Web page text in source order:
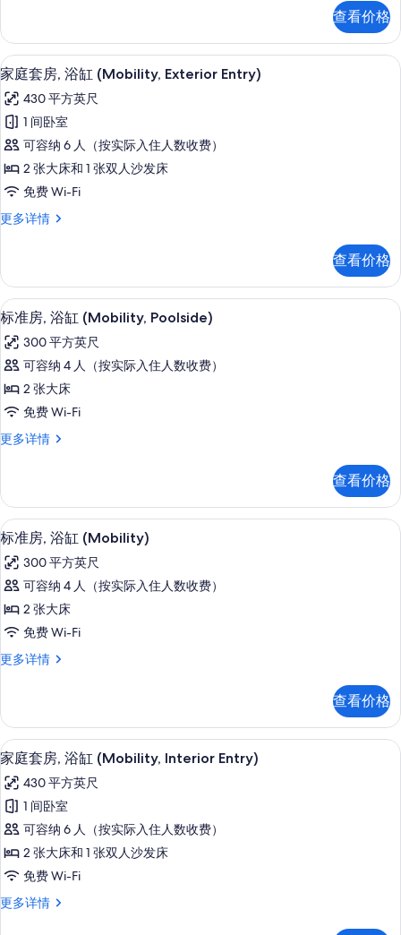
Exterior
Entry,
Poolside)
的
所
有
照
片
浴
缸
(Mobility,
Exterior
Entry,
Poolside)
更
多
信
息
查看价格
显
示
家
庭
套
房,
缸
Exterior
Entry)
的
所
有
照
片
客房内保险箱、遮光窗帘、熨斗/熨衣
7
家庭套房, 浴缸 (Mobility, Exterior Entry)
430 平方英尺
1 间卧室
可容纳 6 人（按实际入住人数收费）
2 张大床和 1 张双人沙发床
免费 Wi-Fi
更多详情
家
浴
缸
(Mobility,
Entry)
更
信
息
查看价格
显
示
标
准
房,
缸
Poolside)
的
所
有
照
片
客房内保险箱、遮光窗帘、熨斗/熨衣
8
标准房, 浴缸 (Mobility, Poolside)
300 平方英尺
可容纳 4 人（按实际入住人数收费）
2 张大床
免费 Wi-Fi
更多详情
标
缸
(Mobility,
Poolside)
多
信
查看价格
显
示
标
准
房,
缸
的
所
有
照
片
客房内保险箱、遮光窗帘、熨斗/熨衣
7
标准房, 浴缸 (Mobility)
300 平方英尺
可容纳 4 人（按实际入住人数收费）
2 张大床
免费 Wi-Fi
更多详情
标
缸
(Mobility)
更
多
信
息
查看价格
显
示
家
庭
套
房,
缸
客房内保险箱、遮光窗帘、熨斗/熨衣
7
家庭套房, 浴缸 (Mobility, Interior Entry)
430 平方英尺
1 间卧室
可容纳 6 人（按实际入住人数收费）
2 张大床和 1 张双人沙发床
免费 Wi-Fi
更多详情
家